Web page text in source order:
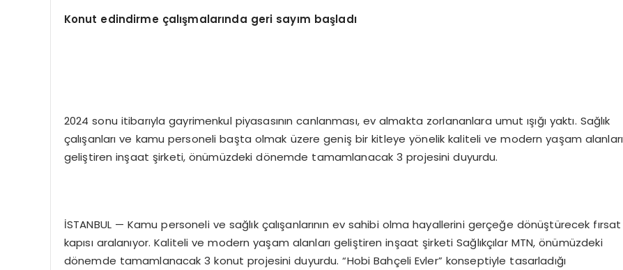
Konut edindirme çalışmalarında geri sayım başladı
2024 sonu itibarıyla gayrimenkul piyasasının canlanması, ev almakta zorlananlara umut ışığı yaktı. Sağlık
çalışanları ve kamu personeli başta olmak üzere geniş bir kitleye yönelik kaliteli ve modern yaşam alanları
geliştiren inşaat şirketi, önümüzdeki dönemde tamamlanacak 3 projesini duyurdu.
İSTANBUL — Kamu personeli ve sağlık çalışanlarının ev sahibi olma hayallerini gerçeğe dönüştürecek fırsat
kapısı aralanıyor. Kaliteli ve modern yaşam alanları geliştiren inşaat şirketi Sağlıkçılar MTN, önümüzdeki
dönemde tamamlanacak 3 konut projesini duyurdu. “Hobi Bahçeli Evler” konseptiyle tasarladığı